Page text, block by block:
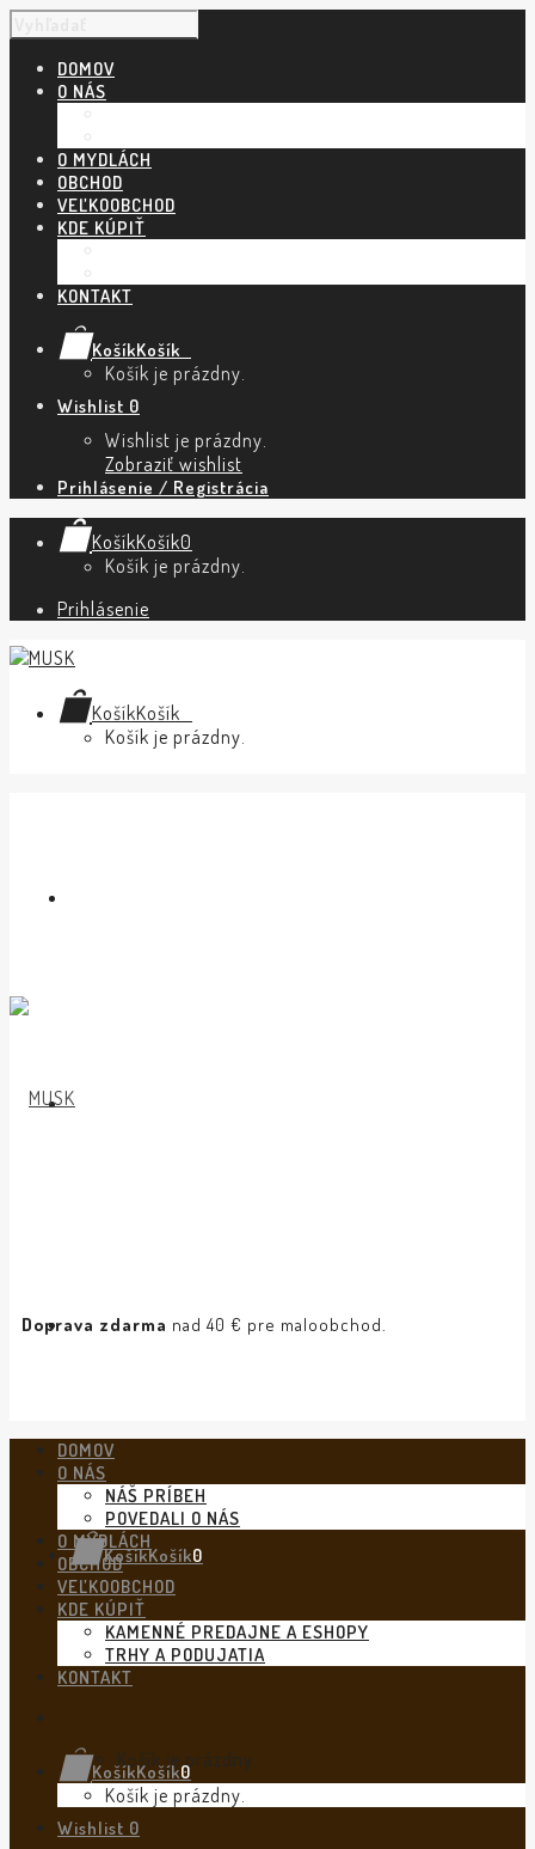
DOMOV
O NÁS
O MYDLÁCH
OBCHOD
VEĽKOOBCHOD
KDE KÚPIŤ
KONTAKT
KošíkKošík
Košík je prázdny.
Wishlist 0
Wishlist je prázdny.
Zobraziť wishlist
Prihlásenie / Registrácia
KošíkKošík0
Košík je prázdny.
Prihlásenie
KošíkKošík
Košík je prázdny.
Doprava zdarma nad 40 € pre maloobchod.
KošíkKošík0
Košík je prázdny.
DOMOV
O NÁS
NÁŠ PRÍBEH
POVEDALI O NÁS
O MYDLÁCH
OBCHOD
VEĽKOOBCHOD
KDE KÚPIŤ
KAMENNÉ PREDAJNE A ESHOPY
TRHY A PODUJATIA
KONTAKT
KošíkKošík0
Košík je prázdny.
Wishlist 0